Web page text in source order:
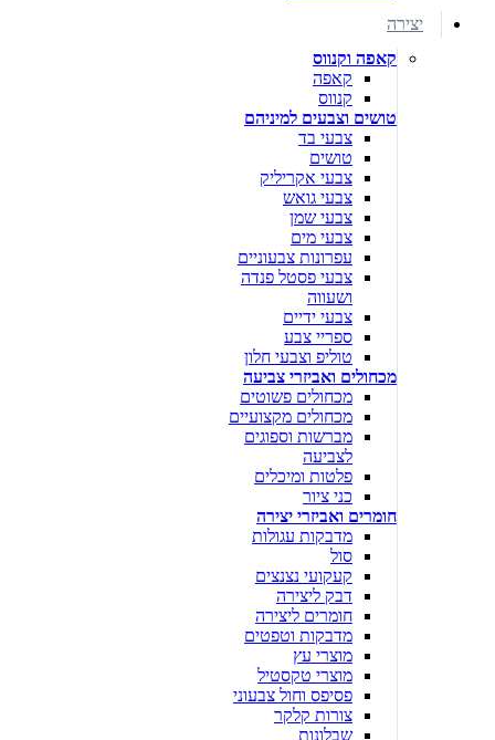
יצירה
קאפה וקנווס
קאפה
קנווס
טושים וצבעים למיניהם
צבעי בד
טושים
צבעי אקריליק
צבעי גואש
צבעי שמן
צבעי מים
עפרונות צבעוניים
צבעי פסטל פנדה
ושעווה
צבעי ידיים
ספריי צבע
טוליפ וצבעי חלון
מכחולים ואביזרי צביעה
מכחולים פשוטים
מכחולים מקצועיים
מברשות וספוגים
לצביעה
פלטות ומיכלים
כני ציור
חומרים ואביזרי יצירה
מדבקות עגולות
סול
קעקועי נצנצים
דבק ליצירה
חומרים ליצירה
מדבקות וטפטים
מוצרי עץ
מוצרי טקסטיל
פסיפס וחול צבעוני
צורות קלקר
שבלונות